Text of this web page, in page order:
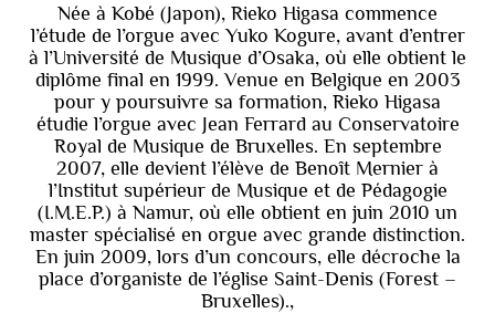
Née à Kobé (Japon), Rieko Higasa commence
l’étude de l’orgue avec Yuko Kogure, avant d’entrer
à l’Université de Musique d’Osaka, où elle obtient le
diplôme final en 1999. Venue en Belgique en 2003
pour y poursuivre sa formation, Rieko Higasa
étudie l’orgue avec Jean Ferrard au Conservatoire
Royal de Musique de Bruxelles. En septembre
2007, elle devient l’élève de Benoît Mernier à
l’Institut supérieur de Musique et de Pédagogie
(I.M.E.P.) à Namur, où elle obtient en juin 2010 un
master spécialisé en orgue avec grande distinction.
En juin 2009, lors d’un concours, elle décroche la
place d’organiste de l’église Saint-Denis (Forest –
Bruxelles).,